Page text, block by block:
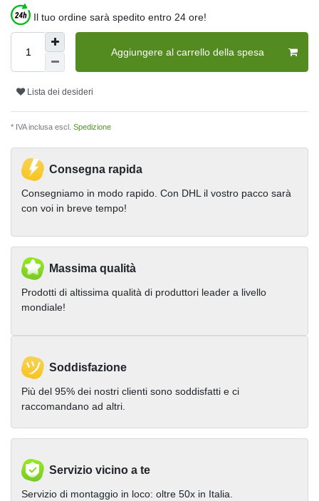
Il tuo ordine sarà spedito entro 24 ore!
Aggiungere al carrello della spesa
Lista dei desideri
* IVA inclusa escl. Spedizione
Consegna rapida
Consegniamo in modo rapido. Con DHL il vostro pacco sarà
con voi in breve tempo!
Massima qualità
Prodotti di altissima qualità di produttori leader a livello
mondiale!
Soddisfazione
Più del 95% dei nostri clienti sono soddisfatti e ci
raccomandano ad altri.
Servizio vicino a te
Servizio di montaggio in loco: oltre 50x in Italia.